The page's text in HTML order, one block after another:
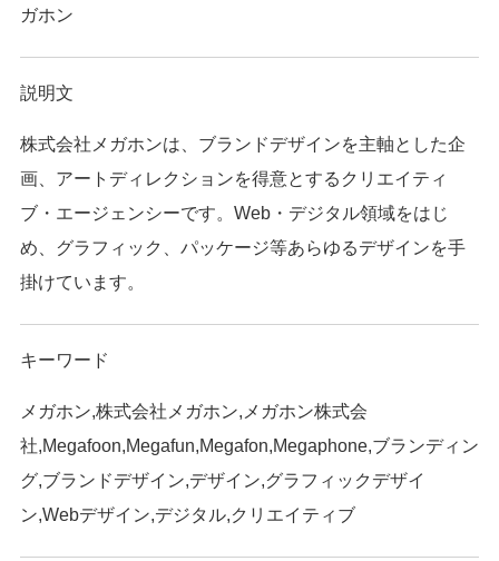
ガホン
説明文
株式会社メガホンは、ブランドデザインを主軸とした企
画、アートディレクションを得意とするクリエイティ
ブ・エージェンシーです。Web・デジタル領域をはじ
め、グラフィック、パッケージ等あらゆるデザインを手
掛けています。
キーワード
メガホン,株式会社メガホン,メガホン株式会
社,Megafoon,Megafun,Megafon,Megaphone,ブランディン
グ,ブランドデザイン,デザイン,グラフィックデザイ
ン,Webデザイン,デジタル,クリエイティブ